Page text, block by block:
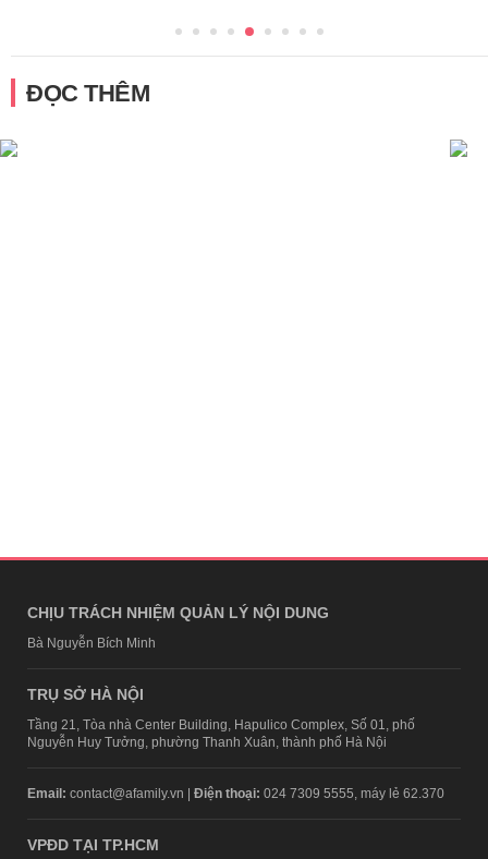
ĐỌC THÊM
CHỊU TRÁCH NHIỆM QUẢN LÝ NỘI DUNG
Bà Nguyễn Bích Minh
TRỤ SỞ HÀ NỘI
Tầng 21, Tòa nhà Center Building, Hapulico Complex, Số 01, phố
Nguyễn Huy Tưởng, phường Thanh Xuân, thành phố Hà Nội
Email: contact@afamily.vn | Điện thoại: 024 7309 5555, máy lẻ 62.370
VPĐD TẠI TP.HCM